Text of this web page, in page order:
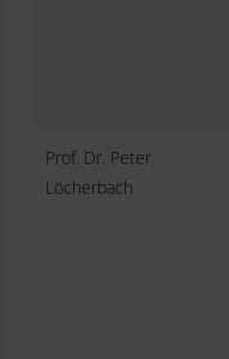
Prof. Dr. Peter
Löcherbach